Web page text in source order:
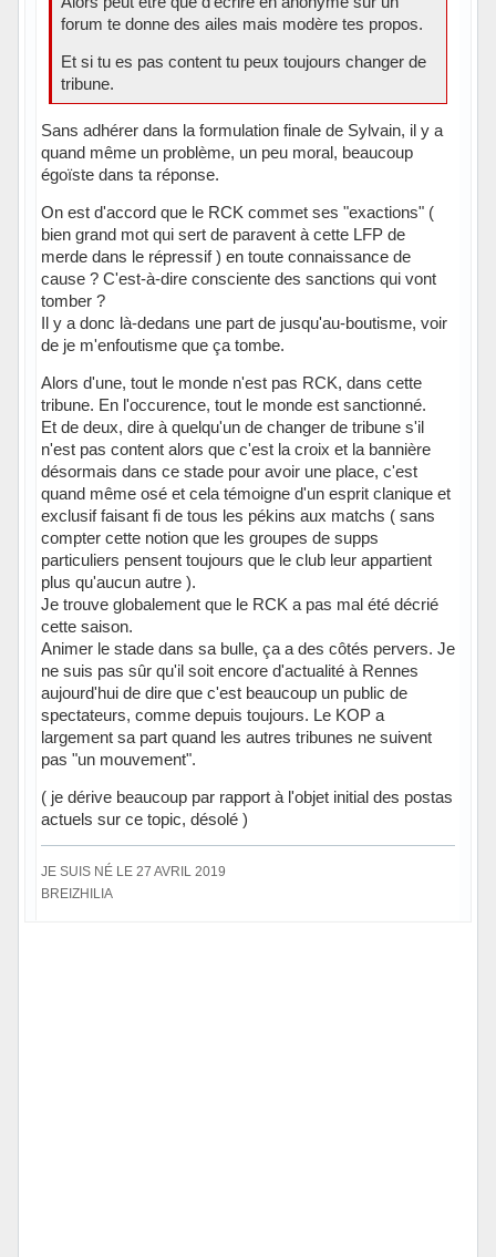
forum te donne des ailes mais modère tes propos.
Et si tu es pas content tu peux toujours changer de
tribune.
Sans adhérer dans la formulation finale de Sylvain, il y a
quand même un problème, un peu moral, beaucoup
égoïste dans ta réponse.
On est d'accord que le RCK commet ses "exactions" (
bien grand mot qui sert de paravent à cette LFP de
merde dans le répressif ) en toute connaissance de
cause ? C'est-à-dire consciente des sanctions qui vont
tomber ?
Il y a donc là-dedans une part de jusqu'au-boutisme, voir
de je m'enfoutisme que ça tombe.
Alors d'une, tout le monde n'est pas RCK, dans cette
tribune. En l'occurence, tout le monde est sanctionné.
Et de deux, dire à quelqu'un de changer de tribune s'il
n'est pas content alors que c'est la croix et la bannière
désormais dans ce stade pour avoir une place, c'est
quand même osé et cela témoigne d'un esprit clanique et
exclusif faisant fi de tous les pékins aux matchs ( sans
compter cette notion que les groupes de supps
particuliers pensent toujours que le club leur appartient
plus qu'aucun autre ).
Je trouve globalement que le RCK a pas mal été décrié
cette saison.
Animer le stade dans sa bulle, ça a des côtés pervers. Je
ne suis pas sûr qu'il soit encore d'actualité à Rennes
aujourd'hui de dire que c'est beaucoup un public de
spectateurs, comme depuis toujours. Le KOP a
largement sa part quand les autres tribunes ne suivent
pas "un mouvement".
( je dérive beaucoup par rapport à l'objet initial des postas
actuels sur ce topic, désolé )
JE SUIS NÉ LE 27 AVRIL 2019
BREIZHILIA